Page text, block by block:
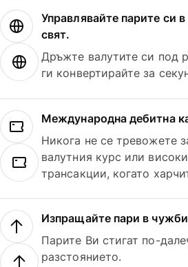
Управлявайте парите си
свят.
Дръжте валутите си под
ги конвертирайте за
Международна дебитна
Никога не се тревожете
валутния курс или
трансакции, когато
Изпращайте пари в
Парите Ви стигат по-
разстоянието.